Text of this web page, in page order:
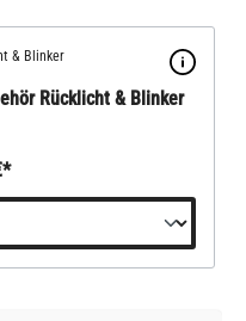
Rücklicht & Blinker